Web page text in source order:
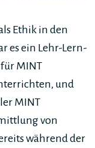
Ethik in den
es ein Lehr-Lern-
MINT
und
MINT
von
während der